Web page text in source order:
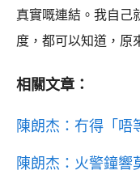
真實嘅連結。我自己
度，都可以知道，原
相關文章：
陳朗杰：冇得「唔
陳朗杰：火警鐘響